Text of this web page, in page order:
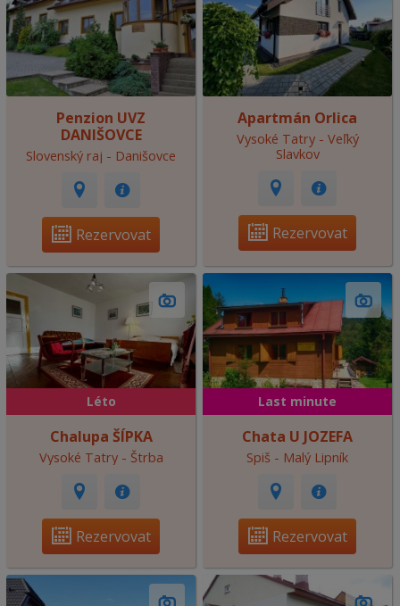
Penzion UVZ
DANIŠOVCE
Slovenský raj - Danišovce
Rezervovat
Apartmán Orlica
Vysoké Tatry - Veľký
Slavkov
Rezervovat
Léto
Chalupa ŠÍPKA
Vysoké Tatry - Štrba
Rezervovat
Last minute
Chata U JOZEFA
Spiš - Malý Lipník
Rezervovat